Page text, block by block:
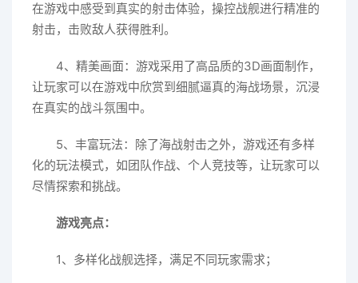
在游戏中感受到真实的射击体验，操控战舰进行精准的
射击，击败敌人获得胜利。
4、精美画面：游戏采用了高品质的3D画面制作，
让玩家可以在游戏中欣赏到细腻逼真的海战场景，沉浸
在真实的战斗氛围中。
5、丰富玩法：除了海战射击之外，游戏还有多样
化的玩法模式，如团队作战、个人竞技等，让玩家可以
尽情探索和挑战。
游戏亮点：
1、多样化战舰选择，满足不同玩家需求；